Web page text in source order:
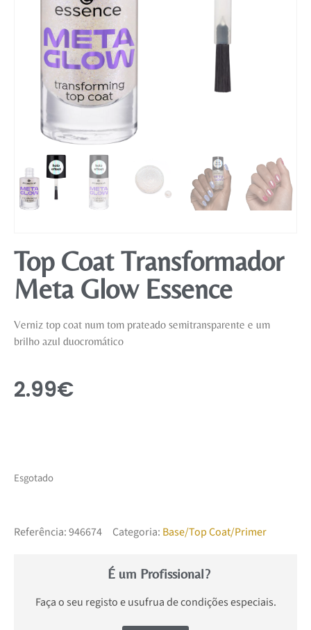
Top Coat Transformador
Meta Glow Essence
Verniz top coat num tom prateado semitransparente e um
brilho azul duocromático
2.99€
Esgotado
Referência:946674 Categoria: Base/Top Coat/Primer
É um Profissional?
Faça o seu registo e usufrua de condições especiais.